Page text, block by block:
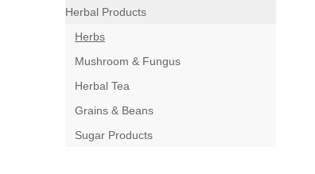
Herbal Products
Herbs
Mushroom & Fungus
Herbal Tea
Grains & Beans
Sugar Products